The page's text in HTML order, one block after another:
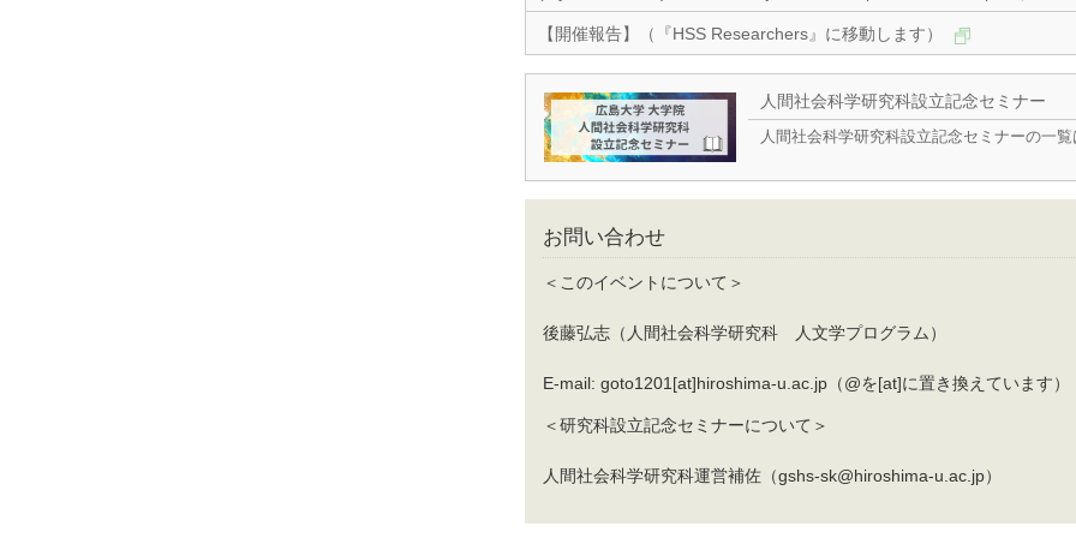
【開催報告】（『HSS Researchers』に移動します）
人間社会科学研究科設立記念セミナー
人間社会科学研究科設立記念セミナーの一
お問い合わせ
＜このイベントについて＞
後藤弘志（人間社会科学研究科 人文学プログラム）
E-mail: goto1201[at]hiroshima-u.ac.jp（@を[at]に置き換えています）
＜研究科設立記念セミナーについて＞
人間社会科学研究科運営補佐（gshs-sk@hiroshima-u.ac.jp）